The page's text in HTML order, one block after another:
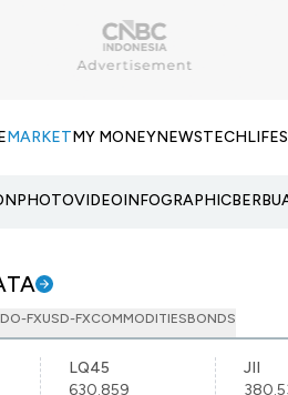
MARKETMY MONEYNEWSTECH
PHOTOVIDEOINFOGRAPHIC
FXUSD-FXCOMMODITIESBONDS
LQ45
630.859
JII